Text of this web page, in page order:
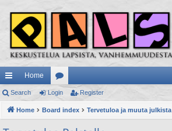
ui
ck
lin
Home
or
u
Search Login Register
Home Board index Tervetuloa ja muuta julkista